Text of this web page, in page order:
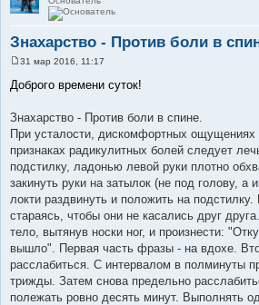
Знахарство - Против боли в
о
е
н
е
31 мар 2016, 11:17
Доброго времени суток!
Знахарство - Против боли в спине.
При усталости, дискомфортных ощущениях
признаках радикулитных болей следует
подстилку, ладонью левой руки плотно
закинуть руки на затылок (не под голову, а
локти раздвинуть и положить на подстилку.
стараясь, чтобы они не касались друг
тело, вытянув носки ног, и произнести:
вышло". Первая часть фразы - на вдохе.
расслабиться. С интервалом в полминуты
трижды. Затем снова предельно
полежать ровно десять минут. Выполнять